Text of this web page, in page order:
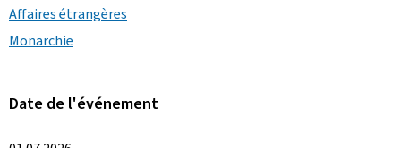
Affaires étrangères
Monarchie
Date de l'événement